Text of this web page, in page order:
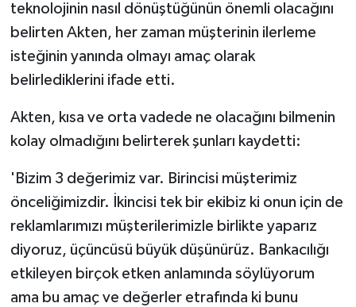
teknolojinin nasıl dönüştüğünün önemli olacağını
belirten Akten, her zaman müşterinin ilerleme
isteğinin yanında olmayı amaç olarak
belirlediklerini ifade etti.
Akten, kısa ve orta vadede ne olacağını bilmenin
kolay olmadığını belirterek şunları kaydetti:
'Bizim 3 değerimiz var. Birincisi müşterimiz
önceliğimizdir. İkincisi tek bir ekibiz ki onun için de
reklamlarımızı müşterilerimizle birlikte yaparız
diyoruz, üçüncüsü büyük düşünürüz. Bankacılığı
etkileyen birçok etken anlamında söylüyorum
ama bu amaç ve değerler etrafında ki bunu